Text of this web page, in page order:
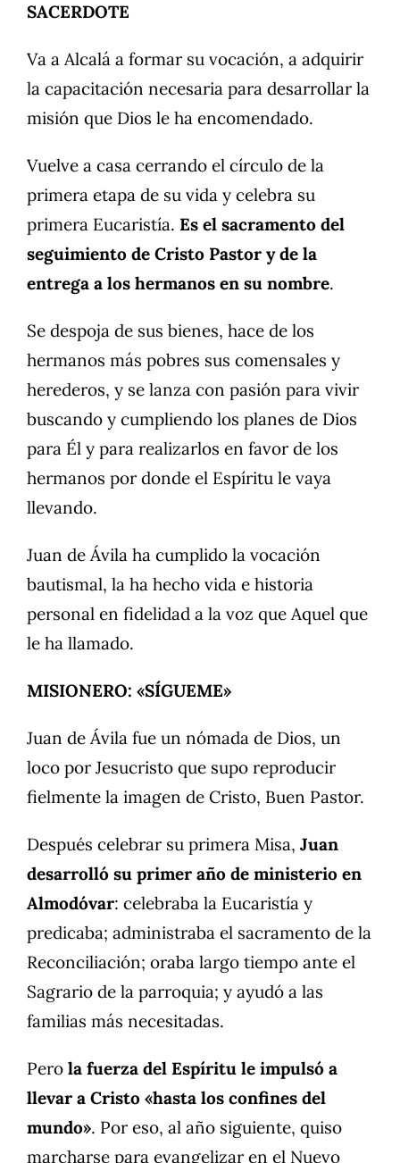
SACERDOTE
Va a Alcalá a formar su vocación, a adquirir
la capacitación necesaria para desarrollar la
misión que Dios le ha encomendado.
Vuelve a casa cerrando el círculo de la
primera etapa de su vida y celebra su
primera Eucaristía. Es el sacramento del
seguimiento de Cristo Pastor y de la
entrega a los hermanos en su nombre.
Se despoja de sus bienes, hace de los
hermanos más pobres sus comensales y
herederos, y se lanza con pasión para vivir
buscando y cumpliendo los planes de Dios
para Él y para realizarlos en favor de los
hermanos por donde el Espíritu le vaya
llevando.
Juan de Ávila ha cumplido la vocación
bautismal, la ha hecho vida e historia
personal en fidelidad a la voz que Aquel que
le ha llamado.
MISIONERO: «SÍGUEME»
Juan de Ávila fue un nómada de Dios, un
loco por Jesucristo que supo reproducir
fielmente la imagen de Cristo, Buen Pastor.
Después celebrar su primera Misa, Juan
desarrolló su primer año de ministerio en
Almodóvar: celebraba la Eucaristía y
predicaba; administraba el sacramento de la
Reconciliación; oraba largo tiempo ante el
Sagrario de la parroquia; y ayudó a las
familias más necesitadas.
Pero la fuerza del Espíritu le impulsó a
llevar a Cristo «hasta los confines del
mundo». Por eso, al año siguiente, quiso
marcharse para evangelizar en el Nuevo